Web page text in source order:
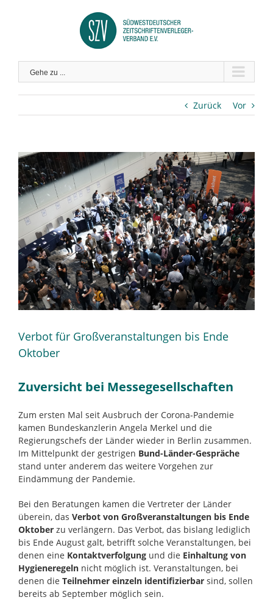
Gehe zu ...
Zurück Vor
Zeige
grösseres
Bild
Verbot für Großveranstaltungen bis Ende
Oktober
Zuversicht bei Messegesellschaften
Zum ersten Mal seit Ausbruch der Corona-Pandemie
kamen Bundeskanzlerin Angela Merkel und die
Regierungschefs der Länder wieder in Berlin zusammen.
Im Mittelpunkt der gestrigen Bund-Länder-Gespräche
stand unter anderem das weitere Vorgehen zur
Eindämmung der Pandemie.
Bei den Beratungen kamen die Vertreter der Länder
überein, das Verbot von Großveranstaltungen bis Ende
Oktober zu verlängern. Das Verbot, das bislang lediglich
bis Ende August galt, betrifft solche Veranstaltungen, bei
denen eine Kontaktverfolgung und die Einhaltung von
Hygieneregeln nicht möglich ist. Veranstaltungen, bei
denen die Teilnehmer einzeln identifizierbar sind, sollen
bereits ab September möglich sein.